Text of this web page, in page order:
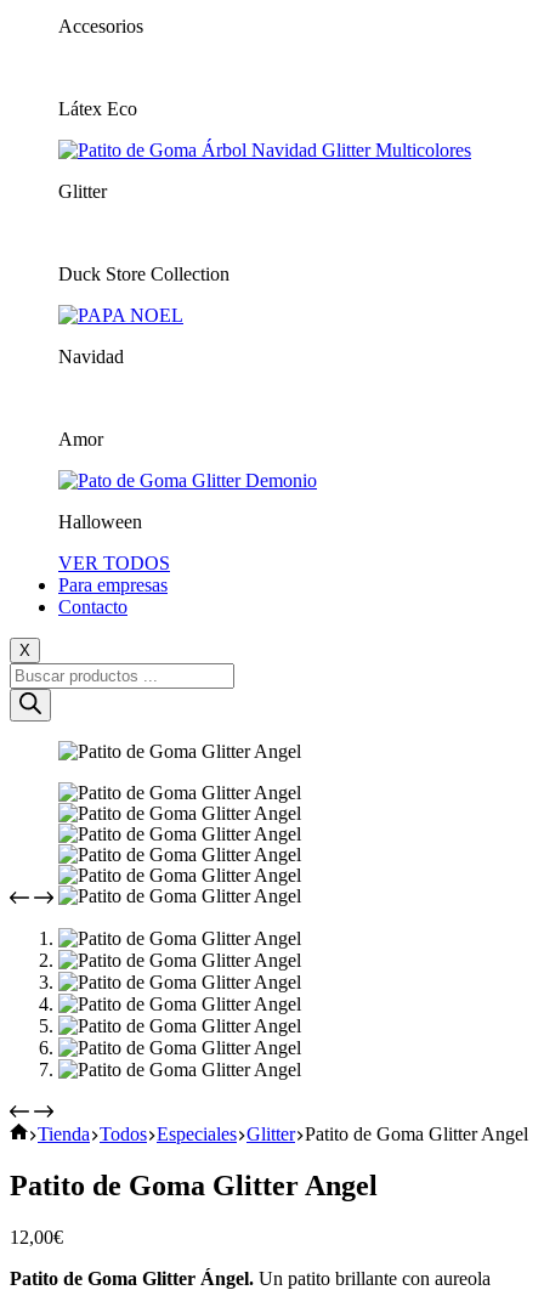
Accesorios
Látex Eco
Glitter
Duck Store Collection
Navidad
Amor
Halloween
VER TODOS
Para empresas
Contacto
X
Búsqueda
de
productos
Inicio
Tienda Todos Especiales Glitter Patito de Goma Glitter Angel
Patito de Goma Glitter Angel
12,00€
Patito de Goma Glitter Ángel. Un patito brillante con aureola